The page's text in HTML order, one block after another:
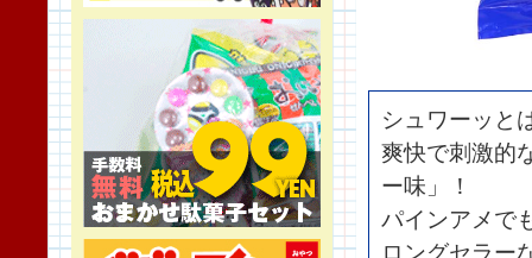
シュワーッと
爽快で刺激的
ー味」！
パインアメで
ロングセラー